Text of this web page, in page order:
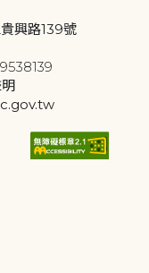
興路139號